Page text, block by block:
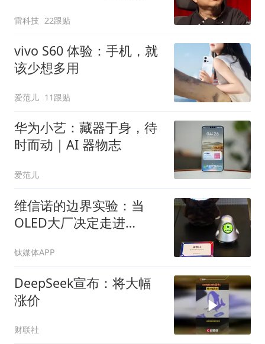
雷科技 22跟贴
vivo S60 体验：手机，就
该少想多用
爱范儿 11跟贴
华为小艺：藏器于身，待
时而动｜AI 器物志
爱范儿
维信诺的边界实验：当
OLED大厂决定走进
钛媒体APP
DeepSeek宣布：将大幅
涨价
财联社